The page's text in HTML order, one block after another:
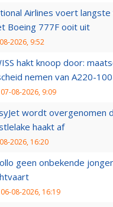
Airlines voert
Boeing 777F ooit uit
2026, 9:52
hakt knoop door:
nemen van A220-
07-08-2026, 9:09
wordt overgenomen
haakt af
2026, 16:20
geen onbekende
06-08-2026, 16:19